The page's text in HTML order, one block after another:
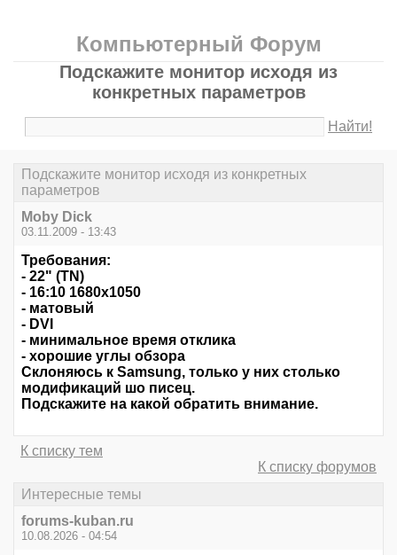
Компьютерный Форум
Подскажите монитор исходя из
конкретных параметров
Найти!
Подскажите монитор исходя из конкретных
параметров
Moby Dick
03.11.2009 - 13:43
Требования:
- 22" (TN)
- 16:10 1680x1050
- матовый
- DVI
- минимальное время отклика
- хорошие углы обзора
Склоняюсь к Samsung, только у них столько
модификаций шо писец.
Подскажите на какой обратить внимание.
К списку тем
К списку форумов
Интересные темы
forums-kuban.ru
10.08.2026 - 04:54